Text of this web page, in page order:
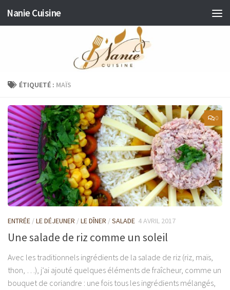
Skip to content
Nanie Cuisine
ÉTIQUETÉ : MAÏS
0
ENTRÉE /LE DÉJEUNER /LE DÎNER /SALADE 4 AVRIL 2017
Une salade de riz comme un soleil
Avec les traditionnels ingrédients de la salade de riz (riz, maïs,
thon, …), j’ai ajouté quelques éléments de fraîcheur, comme un
bouquet de coriandre : une fois tous les ingrédients mélangés,